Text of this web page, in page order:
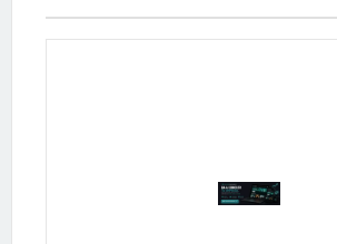
Publicidad